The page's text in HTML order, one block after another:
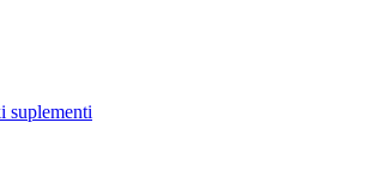
suplementi